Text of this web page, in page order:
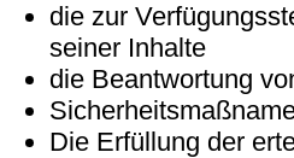
die zur
seiner Inhalte
die Beantwortung
Die Erfüllung der